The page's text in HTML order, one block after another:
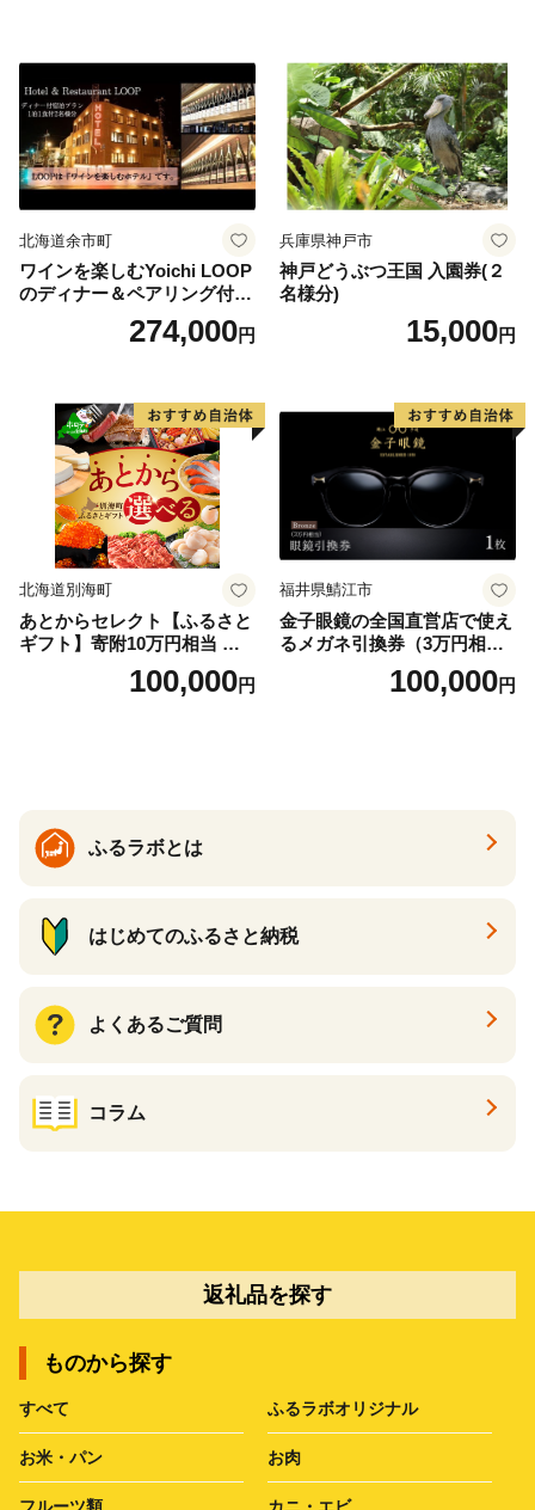
北海道余市町
ワインを楽しむYoichi LOOP
のディナー＆ペアリング付宿
泊プラン＜デラックスツイン
274,000円
兵庫県神戸市
神戸どうぶつ王国 入園券(２
名様分)
15,000円
北海道別海町
あとからセレクト【ふるさと
ギフト】寄附10万円相当 あ
とから選べる！ ギフト いく
ら ほたて 海鮮 牛肉 別海町
ギフト ふるさと納税 ）
100,000円
福井県鯖江市
金子眼鏡の全国直営店で使え
るメガネ引換券（3万円相
100,000円
ふるラボとは
はじめてのふるさと納税
よくあるご質問
コラム
返礼品を探す
ものから探す
すべて ふるラボオリジナル
お米・パン お肉